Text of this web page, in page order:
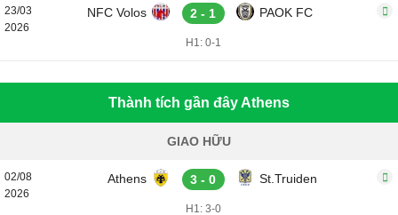
23/03
2026
NFC Volos 2 - 1 PAOK FC
H1: 0-1
Thành tích gần đây Athens
GIAO HỮU
02/08
2026
Athens 3 - 0 St.Truiden
H1: 3-0